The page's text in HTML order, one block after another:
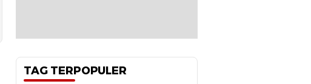
TAG TERPOPULER